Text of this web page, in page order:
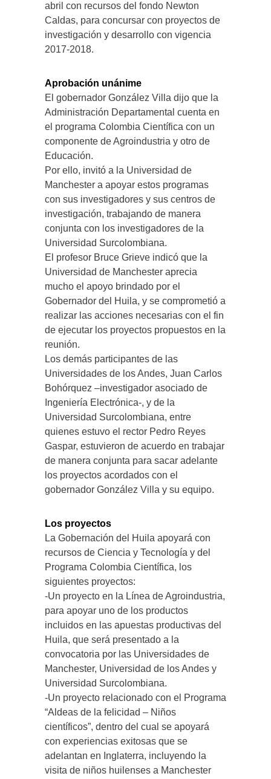
abril con recursos del fondo Newton
Caldas, para concursar con proyectos de
investigación y desarrollo con vigencia
2017-2018.
Aprobación unánime
El gobernador González Villa dijo que la
Administración Departamental cuenta en
el programa Colombia Científica con un
componente de Agroindustria y otro de
Educación.
Por ello, invitó a la Universidad de
Manchester a apoyar estos programas
con sus investigadores y sus centros de
investigación, trabajando de manera
conjunta con los investigadores de la
Universidad Surcolombiana.
El profesor Bruce Grieve indicó que la
Universidad de Manchester aprecia
mucho el apoyo brindado por el
Gobernador del Huila, y se comprometió a
realizar las acciones necesarias con el fin
de ejecutar los proyectos propuestos en la
reunión.
Los demás participantes de las
Universidades de los Andes, Juan Carlos
Bohórquez –investigador asociado de
Ingeniería Electrónica-, y de la
Universidad Surcolombiana, entre
quienes estuvo el rector Pedro Reyes
Gaspar, estuvieron de acuerdo en trabajar
de manera conjunta para sacar adelante
los proyectos acordados con el
gobernador González Villa y su equipo.
Los proyectos
La Gobernación del Huila apoyará con
recursos de Ciencia y Tecnología y del
Programa Colombia Científica, los
siguientes proyectos:
-Un proyecto en la Línea de Agroindustria,
para apoyar uno de los productos
incluidos en las apuestas productivas del
Huila, que será presentado a la
convocatoria por las Universidades de
Manchester, Universidad de los Andes y
Universidad Surcolombiana.
-Un proyecto relacionado con el Programa
“Aldeas de la felicidad – Niños
científicos”, dentro del cual se apoyará
con experiencias exitosas que se
adelantan en Inglaterra, incluyendo la
visita de niños huilenses a Manchester